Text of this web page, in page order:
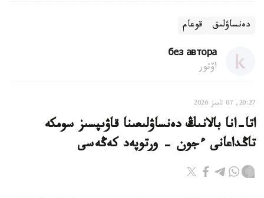
دەنساۋلىق قوعام
без автора
اۆتور
20:27, 07 تامىز 2026
اتا-انا بالانىڭ دەنساۋلىعىنا قاۋىپسىز سومكە
تاڭداعانى ءجون - ورتوپەد كەڭەسى